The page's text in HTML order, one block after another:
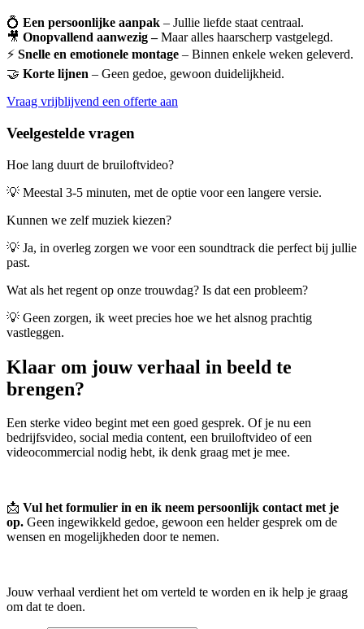
💍 Een persoonlijke aanpak – Jullie liefde staat centraal.
🎥 Onopvallend aanwezig –Maar alles haarscherp vastgelegd.
⚡ Snelle en emotionele montage – Binnen enkele weken geleverd.
🤝 Korte lijnen – Geen gedoe, gewoon duidelijkheid.
Vraag vrijblijvend een offerte aan
Veelgestelde vragen
Hoe lang duurt de bruiloftvideo?
💡 Meestal 3-5 minuten, met de optie voor een langere versie.
Kunnen we zelf muziek kiezen?
💡 Ja, in overleg zorgen we voor een soundtrack die perfect bij jullie
past.
Wat als het regent op onze trouwdag? Is dat een probleem?
💡 Geen zorgen, ik weet precies hoe we het alsnog prachtig
vastleggen.
Klaar om jouw verhaal in beeld te
brengen?
Een sterke video begint met een goed gesprek. Of je nu een
bedrijfsvideo, social media content, een bruiloftvideo of een
videocommercial nodig hebt, ik denk graag met je mee.
📩 Vul het formulier in en ik neem persoonlijk contact met je
op. Geen ingewikkeld gedoe, gewoon een helder gesprek om de
wensen en mogelijkheden door te nemen.
Jouw verhaal verdient het om verteld te worden en ik help je graag
om dat te doen.